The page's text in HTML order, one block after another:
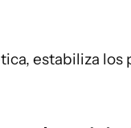
estabiliza los